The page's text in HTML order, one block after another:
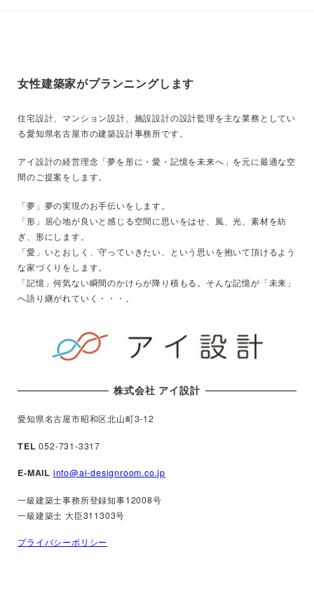
女性建築家がプランニングします
住宅設計、マンション設計、施設設計の設計監理を主な業務としてい
る愛知県名古屋市の建築設計事務所です。
アイ設計の経営理念「夢を形に・愛・記憶を未来へ」を元に最適な空
間のご提案をします。
「夢」夢の実現のお手伝いをします。
「形」居心地が良いと感じる空間に思いをはせ、風、光、素材を紡
ぎ、形にします。
「愛」いとおしく、守っていきたい、という思いを抱いて頂けるよう
な家づくりをします。
「記憶」何気ない瞬間のかけらが降り積もる。そんな記憶が「未来」
へ語り継がれていく・・・。
株式会社 アイ設計
愛知県名古屋市昭和区北山町3-12
TEL 052-731-3317
E-MAIL info@ai-designroom.co.jp
一級建築士事務所登録知事12008号
一級建築士 大臣311303号
プライバシーポリシー